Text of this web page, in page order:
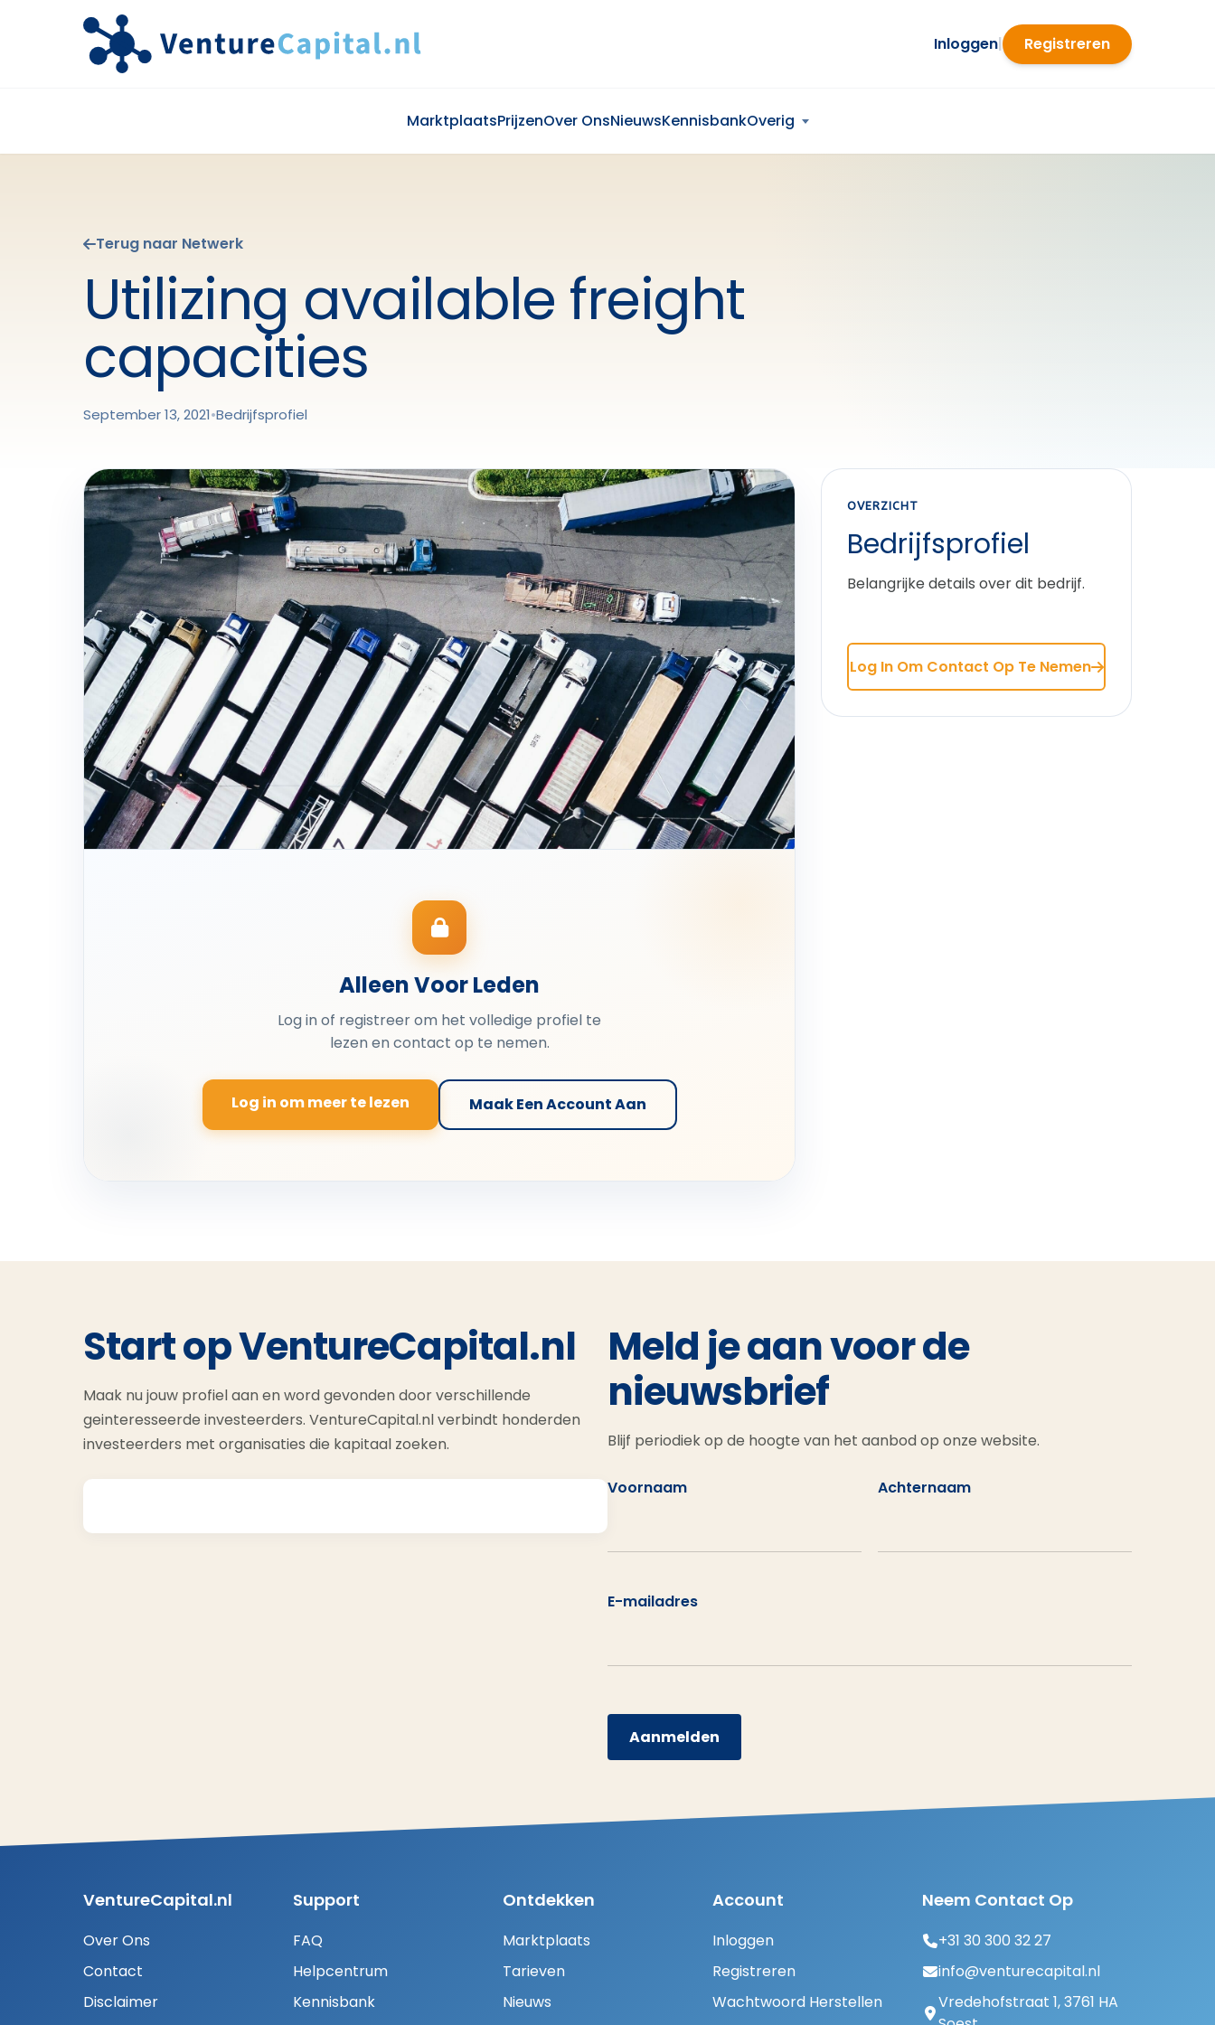
Inloggen| Registreren
MarktplaatsPrijzenOver OnsNieuwsKennisbankOverig
Terug naar Netwerk
Utilizing available freight
capacities
September 13, 2021•Bedrijfsprofiel
Alleen Voor Leden
Log in of registreer om het volledige profiel te
lezen en contact op te nemen.
Log in om meer te lezen Maak Een Account Aan
OVERZICHT
Bedrijfsprofiel
Belangrijke details over dit bedrijf.
Log In Om Contact Op Te Nemen
Start op VentureCapital.nl
Maak nu jouw profiel aan en word gevonden door verschillende
geinteresseerde investeerders. VentureCapital.nl verbindt honderden
investeerders met organisaties die kapitaal zoeken.
Meld je aan voor de
nieuwsbrief
Blijf periodiek op de hoogte van het aanbod op onze website.
Voornaam Achternaam
E-mailadres
Aanmelden
VentureCapital.nl
Over Ons
Contact
Disclaimer
Support
FAQ
Helpcentrum
Kennisbank
Ontdekken
Marktplaats
Tarieven
Nieuws
Account
Inloggen
Registreren
Wachtwoord Herstellen
Neem Contact Op
+31 30 300 32 27
info@venturecapital.nl
Vredehofstraat 1, 3761 HA